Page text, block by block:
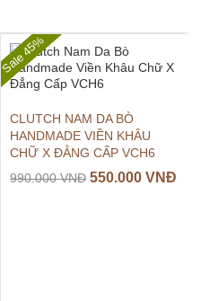
Sale 45%
CLUTCH NAM DA BÒ
HANDMADE VIỀN KHÂU
CHỮ X ĐẲNG CẤP VCH6
990.000VNĐ 550.000 VNĐ